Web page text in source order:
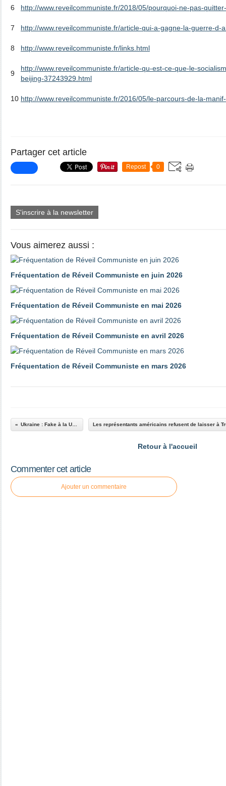
6 http://www.reveilcommuniste.fr/2018/05/pourquoi-ne-pas-
7 http://www.reveilcommuniste.fr/article-qui-a-gagne-la-guerre-d-
8 http://www.reveilcommuniste.fr/links.html
9
http://www.reveilcommuniste.fr/article-qu-est-ce-que-le-
beijing-37243929.html
10 http://www.reveilcommuniste.fr/2016/05/le-parcours-de-la-
Partager cet article
Repost 0
S'inscrire à la newsletter
Vous aimerez aussi :
Fréquentation de Réveil Communiste en juin 2026
Fréquentation de Réveil Communiste en mai 2026
Fréquentation de Réveil Communiste en avril 2026
Fréquentation de Réveil Communiste en mars 2026
Retour à l'accueil
Commenter cet article
Ajouter un commentaire